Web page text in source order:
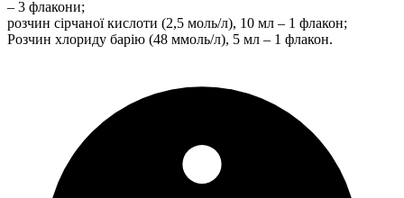
– 3 флакони;
розчин сірчаної кислоти (2,5 моль/л), 10 мл – 1 флакон;
Розчин хлориду барію (48 ммоль/л), 5 мл – 1 флакон.